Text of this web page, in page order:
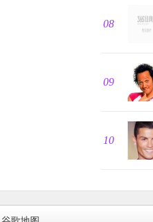
08
09
10